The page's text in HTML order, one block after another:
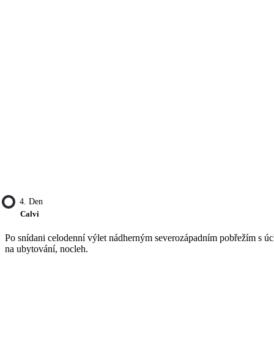
4. Den
Calvi
Po snídani celodenní výlet nádherným severozápadním pobřežím s
na ubytování, nocleh.